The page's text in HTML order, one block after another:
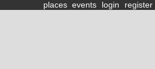
places events login register